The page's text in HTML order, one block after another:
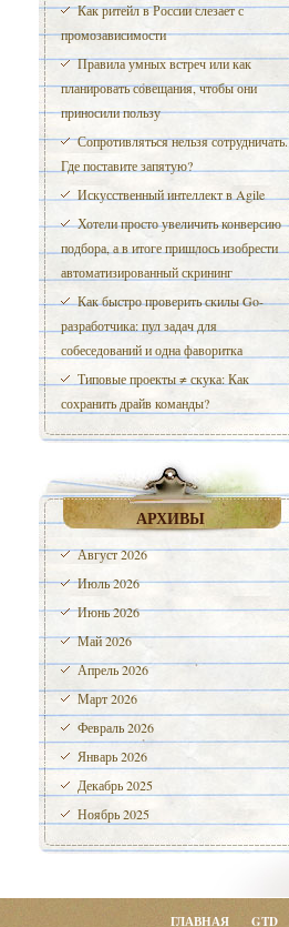
Как ритейл в России слезает с
промозависимости
Правила умных встреч или как
планировать совещания, чтобы они
приносили пользу
Сопротивляться нельзя сотрудничать.
Где поставите запятую?
Искусственный интеллект в Agile
Хотели просто увеличить конверсию
подбора, а в итоге пришлось изобрести
автоматизированный скрининг
Как быстро проверить скилы Go-
разработчика: пул задач для
собеседований и одна фаворитка
Типовые проекты ≠ скука: Как
сохранить драйв команды?
АРХИВЫ
Август 2026
Июль 2026
Июнь 2026
Май 2026
Апрель 2026
Март 2026
Февраль 2026
Январь 2026
Декабрь 2025
Ноябрь 2025
ГЛАВНАЯ GTD